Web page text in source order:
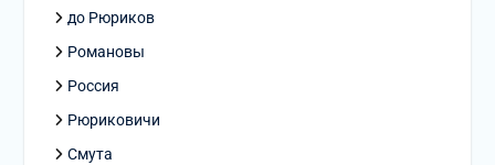
до Рюриков
Романовы
Россия
Рюриковичи
Смута